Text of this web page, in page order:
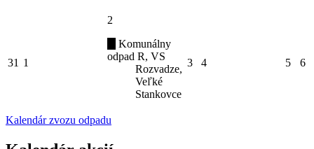
31 1
2
Komunálny
odpad R, VS
Rozvadze,
Veľké
Stankovce
3 4 5 6
Kalendár zvozu odpadu